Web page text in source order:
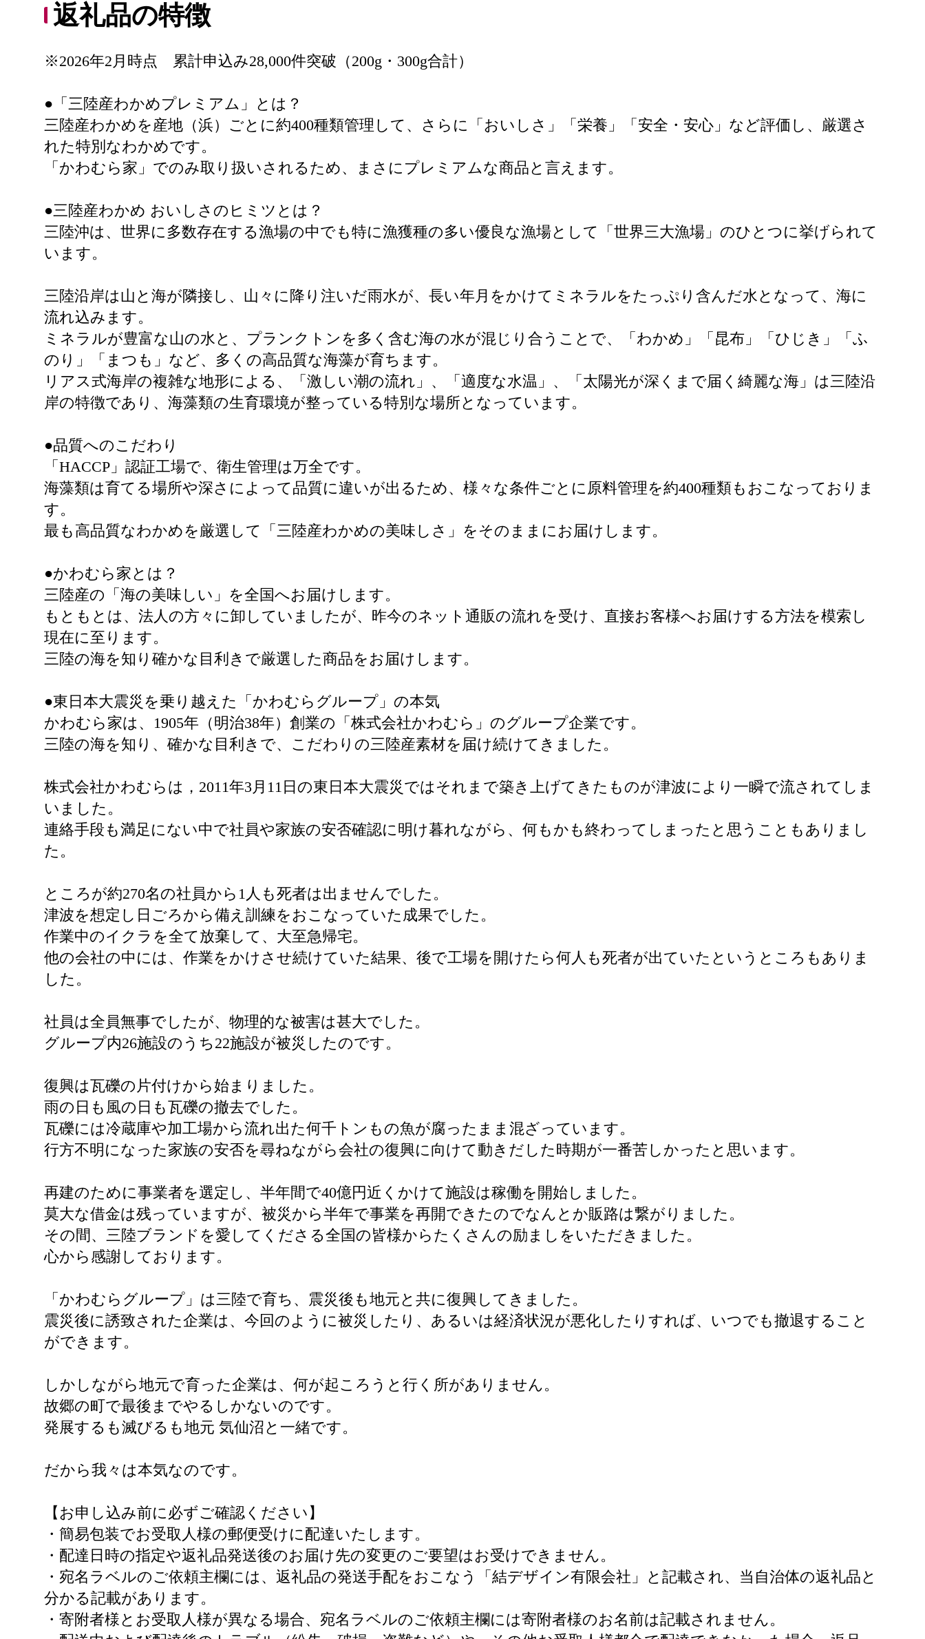
返礼品の特徴
※2026年2月時点 累計申込み28,000件突破（200g・300g合計）
●「三陸産わかめプレミアム」とは？
三陸産わかめを産地（浜）ごとに約400種類管理して、さらに「おいしさ」「栄養」「安全・安心」など評価し、厳選さ
れた特別なわかめです。
「かわむら家」でのみ取り扱いされるため、まさにプレミアムな商品と言えます。
●三陸産わかめ おいしさのヒミツとは？
三陸沖は、世界に多数存在する漁場の中でも特に漁獲種の多い優良な漁場として「世界三大漁場」のひとつに挙げられて
います。
三陸沿岸は山と海が隣接し、山々に降り注いだ雨水が、長い年月をかけてミネラルをたっぷり含んだ水となって、海に
流れ込みます。
ミネラルが豊富な山の水と、プランクトンを多く含む海の水が混じり合うことで、「わかめ」「昆布」「ひじき」「ふ
のり」「まつも」など、多くの高品質な海藻が育ちます。
リアス式海岸の複雑な地形による、「激しい潮の流れ」、「適度な水温」、「太陽光が深くまで届く綺麗な海」は三陸沿
岸の特徴であり、海藻類の生育環境が整っている特別な場所となっています。
●品質へのこだわり
「HACCP」認証工場で、衛生管理は万全です。
海藻類は育てる場所や深さによって品質に違いが出るため、様々な条件ごとに原料管理を約400種類もおこなっておりま
す。
最も高品質なわかめを厳選して「三陸産わかめの美味しさ」をそのままにお届けします。
●かわむら家とは？
三陸産の「海の美味しい」を全国へお届けします。
もともとは、法人の方々に卸していましたが、昨今のネット通販の流れを受け、直接お客様へお届けする方法を模索し
現在に至ります。
三陸の海を知り確かな目利きで厳選した商品をお届けします。
●東日本大震災を乗り越えた「かわむらグループ」の本気
かわむら家は、1905年（明治38年）創業の「株式会社かわむら」のグループ企業です。
三陸の海を知り、確かな目利きで、こだわりの三陸産素材を届け続けてきました。
株式会社かわむらは，2011年3月11日の東日本大震災ではそれまで築き上げてきたものが津波により一瞬で流されてしま
いました。
連絡手段も満足にない中で社員や家族の安否確認に明け暮れながら、何もかも終わってしまったと思うこともありまし
た。
ところが約270名の社員から1人も死者は出ませんでした。
津波を想定し日ごろから備え訓練をおこなっていた成果でした。
作業中のイクラを全て放棄して、大至急帰宅。
他の会社の中には、作業をかけさせ続けていた結果、後で工場を開けたら何人も死者が出ていたというところもありま
した。
社員は全員無事でしたが、物理的な被害は甚大でした。
グループ内26施設のうち22施設が被災したのです。
復興は瓦礫の片付けから始まりました。
雨の日も風の日も瓦礫の撤去でした。
瓦礫には冷蔵庫や加工場から流れ出た何千トンもの魚が腐ったまま混ざっています。
行方不明になった家族の安否を尋ねながら会社の復興に向けて動きだした時期が一番苦しかったと思います。
再建のために事業者を選定し、半年間で40億円近くかけて施設は稼働を開始しました。
莫大な借金は残っていますが、被災から半年で事業を再開できたのでなんとか販路は繋がりました。
その間、三陸ブランドを愛してくださる全国の皆様からたくさんの励ましをいただきました。
心から感謝しております。
「かわむらグループ」は三陸で育ち、震災後も地元と共に復興してきました。
震災後に誘致された企業は、今回のように被災したり、あるいは経済状況が悪化したりすれば、いつでも撤退すること
ができます。
しかしながら地元で育った企業は、何が起ころうと行く所がありません。
故郷の町で最後までやるしかないのです。
発展するも滅びるも地元 気仙沼と一緒です。
だから我々は本気なのです。
【お申し込み前に必ずご確認ください】
・簡易包装でお受取人様の郵便受けに配達いたします。
・配達日時の指定や返礼品発送後のお届け先の変更のご要望はお受けできません。
・宛名ラベルのご依頼主欄には、返礼品の発送手配をおこなう「結デザイン有限会社」と記載され、当自治体の返礼品と
分かる記載があります。
・寄附者様とお受取人様が異なる場合、宛名ラベルのご依頼主欄には寄附者様のお名前は記載されません。